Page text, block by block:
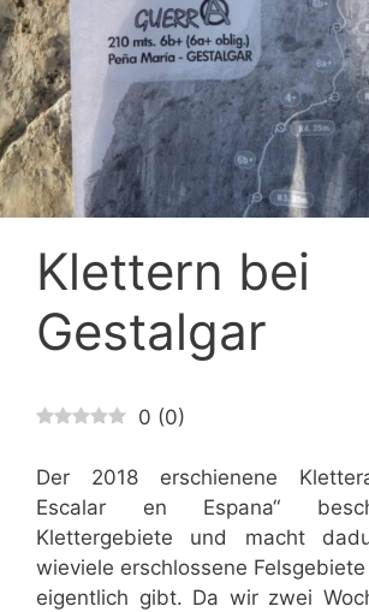
Klettern bei
Gestalgar
0 (0)
Der 2018 erschienene
Escalar en Espana“
Klettergebiete und macht
wieviele erschlossene
eigentlich gibt. Da wir zwei